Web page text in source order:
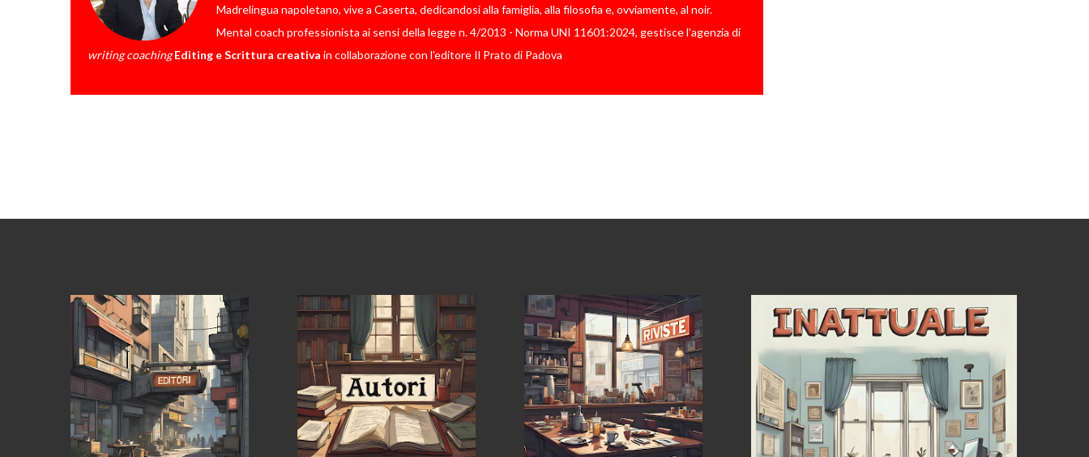
Madrelingua napoletano, vive a Caserta, dedicandosi alla famiglia, alla filosofia e, ovviamente, al noir.
Mental coach professionista ai sensi della legge n. 4/2013 - Norma UNI 11601:2024, gestisce l'agenzia di
writing coaching Editing e Scrittura creativa in collaborazione con l'editore Il Prato di Padova